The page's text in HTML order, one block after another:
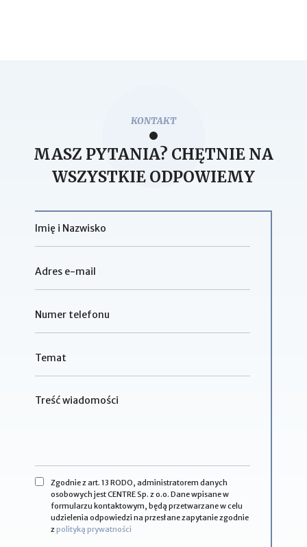
KONTAKT
MASZ PYTANIA? CHĘTNIE NA
WSZYSTKIE ODPOWIEMY
Zgodnie z art. 13 RODO, administratorem danych
osobowych jest CENTRE Sp. z o.o. Dane wpisane w
formularzu kontaktowym, będą przetwarzane w celu
udzielenia odpowiedzi na przesłane zapytanie zgodnie
zpolityką prywatności